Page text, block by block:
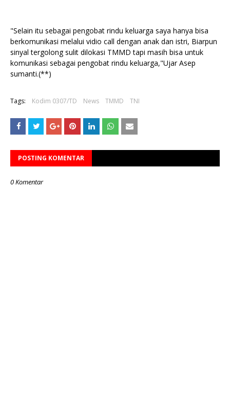
"Selain itu sebagai pengobat rindu keluarga saya hanya bisa
berkomunikasi melalui vidio call dengan anak dan istri, Biarpun
sinyal tergolong sulit dilokasi TMMD tapi masih bisa untuk
komunikasi sebagai pengobat rindu keluarga,"Ujar Asep
sumanti.(**)
Tags: Kodim 0307/TD News TMMD TNI
POSTING KOMENTAR
0 Komentar